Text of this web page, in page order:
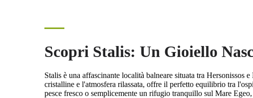
Scopri Stalis: Un Gioiello
Stalis è una affascinante località balneare situata tra Hersonissos
cristalline e l'atmosfera rilassata, offre il perfetto equilibrio tra
pesce fresco o semplicemente un rifugio tranquillo sul Mare